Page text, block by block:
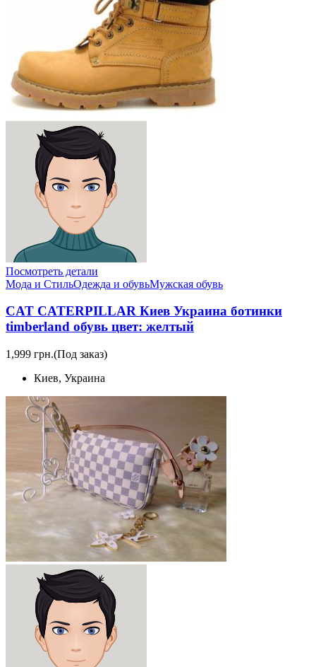
Посмотреть детали
Мода и СтильОдежда и обувьМужская обувь
CAT CATERPILLAR Киев Украина ботинки
timberland обувь цвет: желтый
1,999 грн.(Под заказ)
Киев, Украина